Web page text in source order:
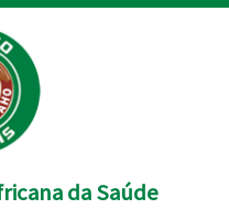
da Saúde